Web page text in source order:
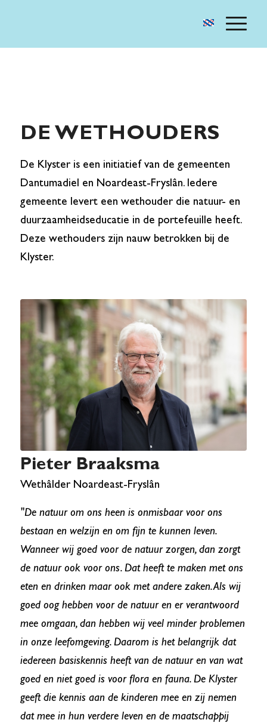
DE WETHOUDERS
De Klyster is een initiatief van de gemeenten
Dantumadiel en Noardeast-Fryslân. Iedere
gemeente levert een wethouder die natuur- en
duurzaamheidseducatie in de portefeuille heeft.
Deze wethouders zijn nauw betrokken bij de
Klyster.
Pieter Braaksma
Wethâlder Noardeast-Fryslân
"De natuur om ons heen is onmisbaar voor ons
bestaan en welzijn en om fijn te kunnen leven.
Wanneer wij goed voor de natuur zorgen, dan zorgt
de natuur ook voor ons. Dat heeft te maken met ons
eten en drinken maar ook met andere zaken. Als wij
goed oog hebben voor de natuur en er verantwoord
mee omgaan, dan hebben wij veel minder problemen
in onze leefomgeving. Daarom is het belangrijk dat
iedereen basiskennis heeft van de natuur en van wat
goed en niet goed is voor flora en fauna. De Klyster
geeft die kennis aan de kinderen mee en zij nemen
dat mee in hun verdere leven en de maatschappij